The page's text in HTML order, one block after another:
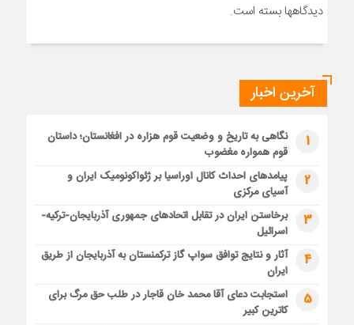
دیدگاهها بسته است.
آخرین اخبار
1
نگاهی به تاریخ و وضعیت قوم هزاره در افغانستان؛ داستان
قوم همواره مغضوب
2
پیامدهای احداث کانال اوراسیا بر ژئواکونومیک ایران و
آسیای مرکزی
3
برخاستن ایران در تقابل اتحادهای جمهوری آذربایجان-ترکیه-
اسرائیل
4
آثار و نتایج توافق سواپ گاز ترکمنستان به آذربایجان از طریق
ایران
5
استجابت دعای آقا محمد خان قاجار در طلب حق مرگ برای
کاترین کبیر